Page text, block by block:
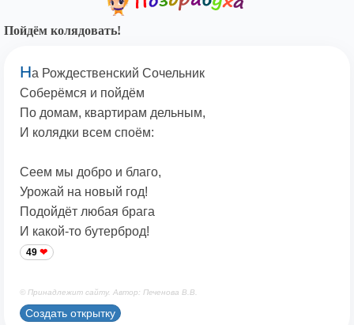
Пойдём колядовать!
На Рождественский Сочельник
Соберёмся и пойдём
По домам, квартирам дельным,
И колядки всем споём:
Сеем мы добро и благо,
Урожай на новый год!
Подойдёт любая брага
И какой-то бутерброд!
49
© Принадлежит сайту. Автор: Печенова В.В.
Создать открытку